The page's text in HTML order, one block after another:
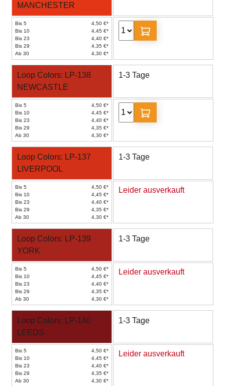
MANCHESTER
Bis 5
4,50 €*
Bis 10
4,45 €*
Bis 23
4,40 €*
Bis 29
4,35 €*
Ab 30
4,30 €*
Loop Colors: LP-138
NEWCASTLE
1-3 Tage
Bis 5
4,50 €*
Bis 10
4,45 €*
Bis 23
4,40 €*
Bis 29
4,35 €*
Ab 30
4,30 €*
Loop Colors: LP-137
LIVERPOOL
1-3 Tage
Bis 5
4,50 €*
Bis 10
4,45 €*
Bis 23
4,40 €*
Bis 29
4,35 €*
Ab 30
4,30 €*
Leider ausverkauft
Loop Colors: LP-139
YORK
1-3 Tage
Bis 5
4,50 €*
Bis 10
4,45 €*
Bis 23
4,40 €*
Bis 29
4,35 €*
Ab 30
4,30 €*
Leider ausverkauft
Loop Colors: LP-140
LEEDS
1-3 Tage
Bis 5
4,50 €*
Bis 10
4,45 €*
Bis 23
4,40 €*
Bis 29
4,35 €*
Ab 30
4,30 €*
Leider ausverkauft